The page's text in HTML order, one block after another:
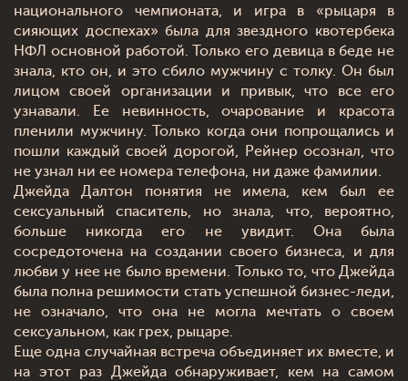
национального чемпионата, и игра в «рыцаря в
сияющих доспехах» была для звездного квотербека
НФЛ основной работой. Только его девица в беде не
знала, кто он, и это сбило мужчину с толку. Он был
лицом своей организации и привык, что все его
узнавали. Ее невинность, очарование и красота
пленили мужчину. Только когда они попрощались и
пошли каждый своей дорогой, Рейнер осознал, что
не узнал ни ее номера телефона, ни даже фамилии.
Джейда Далтон понятия не имела, кем был ее
сексуальный спаситель, но знала, что, вероятно,
больше никогда его не увидит. Она была
сосредоточена на создании своего бизнеса, и для
любви у нее не было времени. Только то, что Джейда
была полна решимости стать успешной бизнес-леди,
не означало, что она не могла мечтать о своем
сексуальном, как грех, рыцаре.
Еще одна случайная встреча объединяет их вместе, и
на этот раз Джейда обнаруживает, кем на самом